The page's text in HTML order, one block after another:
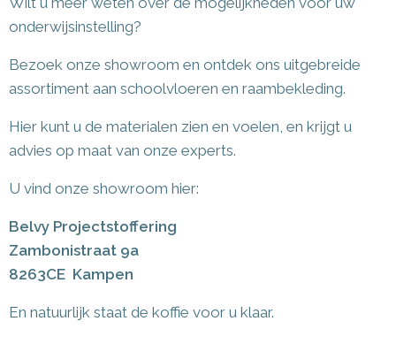
onderwijsinstelling?
Bezoek onze showroom en ontdek ons uitgebreide
assortiment aan schoolvloeren en raambekleding.
Hier kunt u de materialen zien en voelen, en krijgt u
advies op maat van onze experts.
U vind onze showroom hier:
Belvy Projectstoffering
Zambonistraat 9a
8263CE Kampen
En natuurlijk staat de koffie voor u klaar.